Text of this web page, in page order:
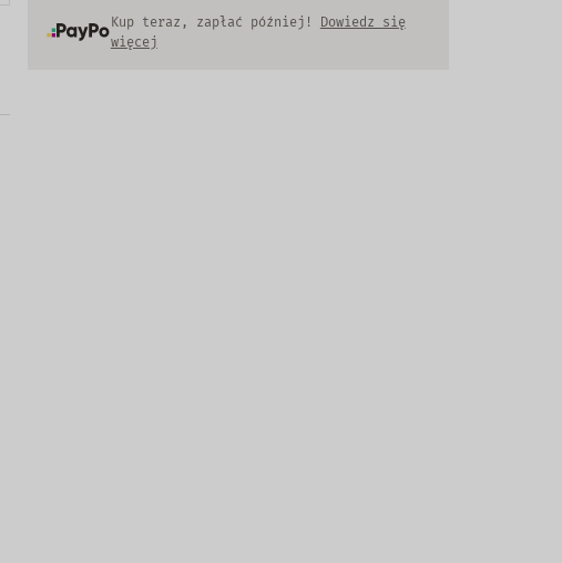
Kup teraz, zapłać później! Dowiedz się
więcej